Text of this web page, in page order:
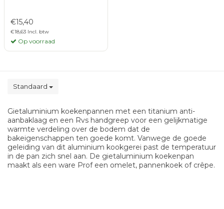
€15,40
€18,63 Incl. btw
Op voorraad
Standaard
Gietaluminium koekenpannen met een titanium anti-
aanbaklaag en een Rvs handgreep voor een gelijkmatige
warmte verdeling over de bodem dat de
bakeigenschappen ten goede komt. Vanwege de goede
geleiding van dit aluminium kookgerei past de temperatuur
in de pan zich snel aan. De gietaluminium koekenpan
maakt als een ware Prof een omelet, pannenkoek of crêpe.